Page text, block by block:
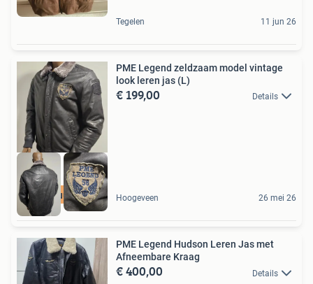
Tegelen 11 jun 26
Terugstuurgarantie
PME Legend zeldzaam model vintage
look leren jas (L)
€ 199,00 Details
Hoogeveen 26 mei 26
PME Legend Hudson Leren Jas met
Afneembare Kraag
€ 400,00 Details